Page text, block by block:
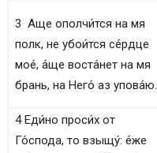
3 Аще ополчи́тся на мя
полк, не убои́тся се́рдце
мое́, а́ще воста́нет на мя
брань, на Него́ аз упова́ю.
4 Еди́но проси́х от
Го́спода, то взыщу́: е́же